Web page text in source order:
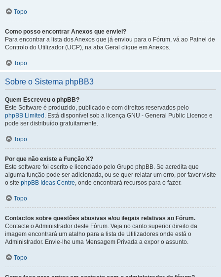
Topo
Como posso encontrar Anexos que enviei?
Para encontrar a lista dos Anexos que já enviou para o Fórum, vá ao Painel de
Controlo do Utilizador (UCP), na aba Geral clique em Anexos.
Topo
Sobre o Sistema phpBB3
Quem Escreveu o phpBB?
Este Software é produzido, publicado e com direitos reservados pelo
phpBB Limited . Está disponível sob a licença GNU - General Public Licence e
pode ser distribuído gratuitamente.
Topo
Por que não existe a Função X?
Este software foi escrito e licenciado pelo Grupo phpBB. Se acredita que
alguma função pode ser adicionada, ou se quer relatar um erro, por favor visite
o site phpBB Ideas Centre, onde encontrará recursos para o fazer.
Topo
Contactos sobre questões abusivas e/ou ilegais relativas ao Fórum.
Contacte o Administrador deste Fórum. Veja no canto superior direito da
imagem encontrará um atalho para a lista de Utilizadores onde está o
Administrador. Envie-lhe uma Mensagem Privada a expor o assunto.
Topo